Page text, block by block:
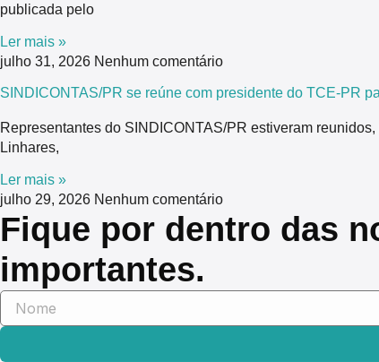
publicada pelo
Ler mais »
julho 31, 2026 Nenhum comentário
SINDICONTAS/PR se reúne com presidente do TCE-PR
Representantes do SINDICONTAS/PR estiveram
Linhares,
Ler mais »
julho 29, 2026 Nenhum comentário
Fique por dentro das
importantes.